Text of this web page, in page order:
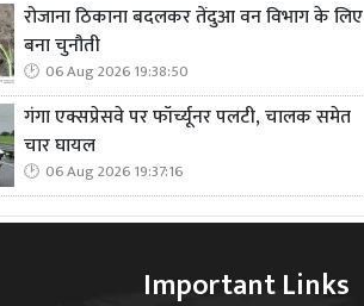
रोजाना ठिकाना बदलकर तेंदुआ वन विभाग के लिए
बना चुनौती
06 Aug 2026 19:38:50
गंगा एक्सप्रेसवे पर फॉर्च्यूनर पलटी, चालक समेत
चार घायल
06 Aug 2026 19:37:16
Important Links